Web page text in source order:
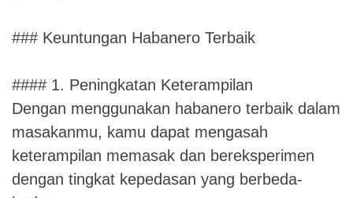
### Keuntungan Habanero Terbaik
#### 1. Peningkatan Keterampilan
Dengan menggunakan habanero terbaik dalam
masakanmu, kamu dapat mengasah
keterampilan memasak dan bereksperimen
dengan tingkat kepedasan yang berbeda-